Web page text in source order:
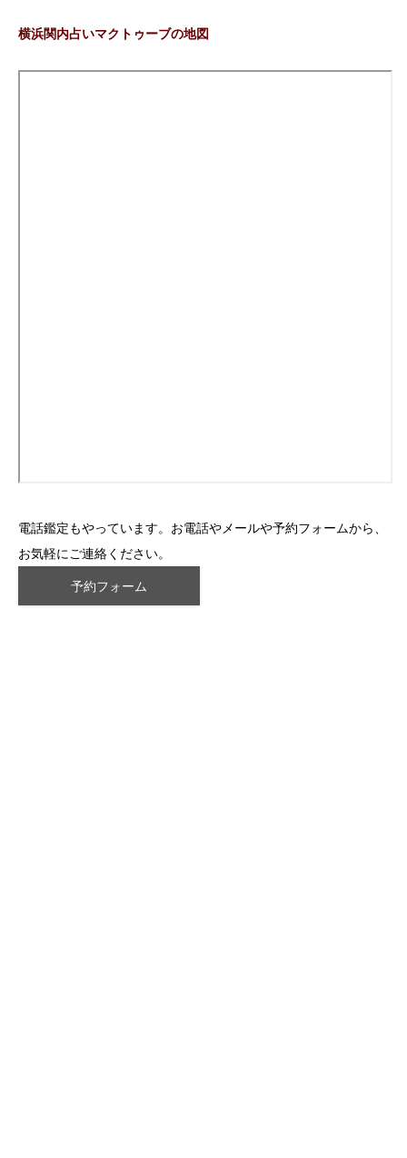
横浜関内占いマクトゥーブの地図
電話鑑定もやっています。お電話やメールや予約フォームから、
お気軽にご連絡ください。
予約フォーム